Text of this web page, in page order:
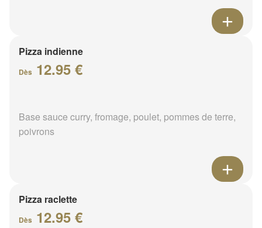
Pizza indienne
Dès 12.95 €
Base sauce curry, fromage, poulet, pommes de terre,
poivrons
Pizza raclette
Dès 12.95 €